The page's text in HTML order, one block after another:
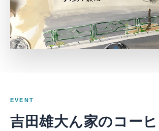
EVENT
吉田雄大ん家のコー